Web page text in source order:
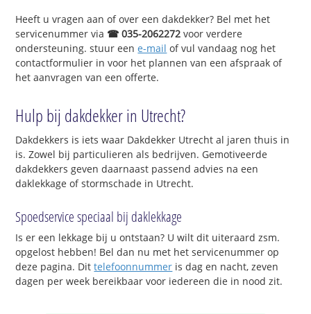
Heeft u vragen aan of over een dakdekker? Bel met het
servicenummer via ☎ 035-2062272 voor verdere
ondersteuning. stuur eene-mail of vul vandaag nog het
contactformulier in voor het plannen van een afspraak of
het aanvragen van een offerte.
Hulp bij dakdekker in Utrecht?
Dakdekkers is iets waar Dakdekker Utrecht al jaren thuis in
is. Zowel bij particulieren als bedrijven. Gemotiveerde
dakdekkers geven daarnaast passend advies na een
daklekkage of stormschade in Utrecht.
Spoedservice speciaal bij daklekkage
Is er een lekkage bij u ontstaan? U wilt dit uiteraard zsm.
opgelost hebben! Bel dan nu met het servicenummer op
deze pagina. Dittelefoonnummer is dag en nacht, zeven
dagen per week bereikbaar voor iedereen die in nood zit.